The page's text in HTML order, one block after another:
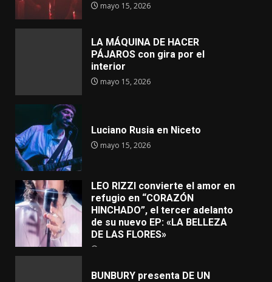
mayo 15, 2026
LA MÁQUINA DE HACER
PÁJAROS con gira por el
interior
mayo 15, 2026
Luciano Rusia en Niceto
mayo 15, 2026
LEO RIZZI convierte el amor en
refugio en “CORAZÓN
HINCHADO”, el tercer adelanto
de su nuevo EP: «LA BELLEZA
DE LAS FLORES»
BUNBURY presenta DE UN